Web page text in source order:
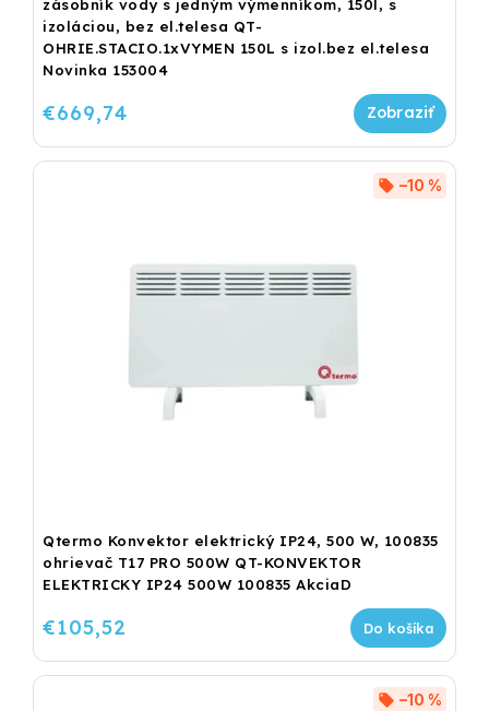
zásobník vody s jedným výmenníkom, 150l, s
izoláciou, bez el.telesa QT-
OHRIE.STACIO.1xVYMEN 150L s izol.bez el.telesa
Novinka 153004
€669,74
Qtermo Konvektor elektrický IP24, 500 W, 100835
ohrievač T17 PRO 500W QT-KONVEKTOR
ELEKTRICKY IP24 500W 100835 AkciaD
–10 %
€105,52 Do košíka
–10 %